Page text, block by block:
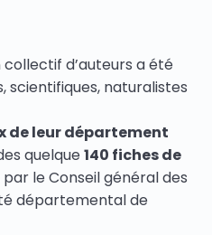
d’auteurs a été
scientifiques, naturalistes
de leur département
quelque140 fiches de
le Conseil général des
départemental de